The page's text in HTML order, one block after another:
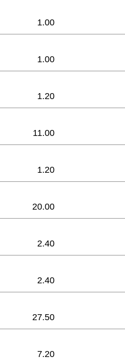
1.00
1.00
1.20
11.00
1.20
20.00
2.40
2.40
27.50
7.20